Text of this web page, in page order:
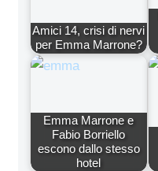
Amici 14, crisi di nervi
per Emma Marrone?
Emma Marrone e
Fabio Borriello
escono dallo stesso
hotel